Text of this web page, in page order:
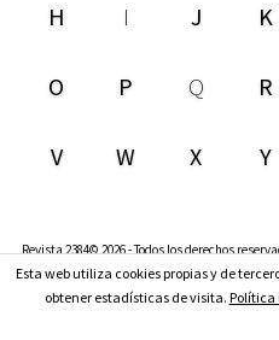
Esta web utiliza cookies propias y de
obtener estadísticas de visita. Política
H I J K
O P Q R
V W X Y
Revista 2384© 2026 - Todos los derechos